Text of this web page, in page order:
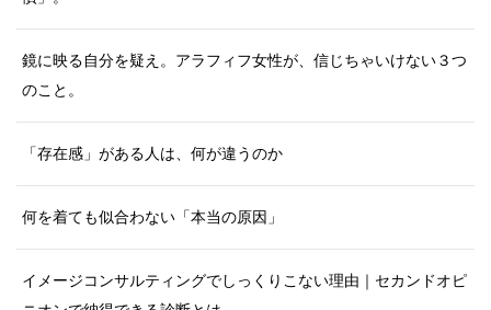
鏡に映る自分を疑え。アラフィフ女性が、信じちゃいけない３つ
のこと。
「存在感」がある人は、何が違うのか
何を着ても似合わない「本当の原因」
イメージコンサルティングでしっくりこない理由｜セカンドオピ